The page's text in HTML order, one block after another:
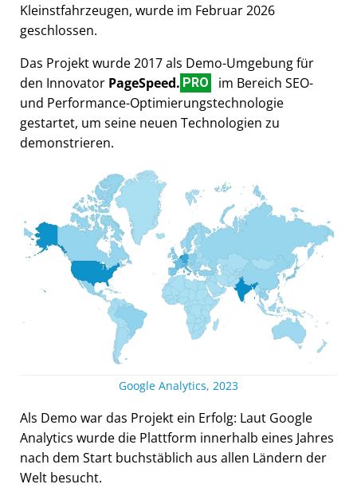
Kleinstfahrzeugen, wurde im Februar 2026
geschlossen.
Das Projekt wurde 2017 als Demo-Umgebung für
den Innovator PageSpeed. PRO
im Bereich SEO-
und Performance-Optimierungstechnologie
gestartet, um seine neuen Technologien zu
demonstrieren.
Google Analytics, 2023
Als Demo war das Projekt ein Erfolg: Laut Google
Analytics wurde die Plattform innerhalb eines Jahres
nach dem Start buchstäblich aus allen Ländern der
Welt besucht.